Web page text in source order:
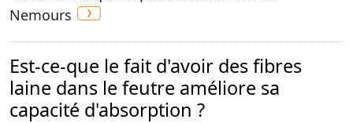
Nemours
Est-ce-que le fait d'avoir des fibres
laine dans le feutre améliore sa
capacité d'absorption ?